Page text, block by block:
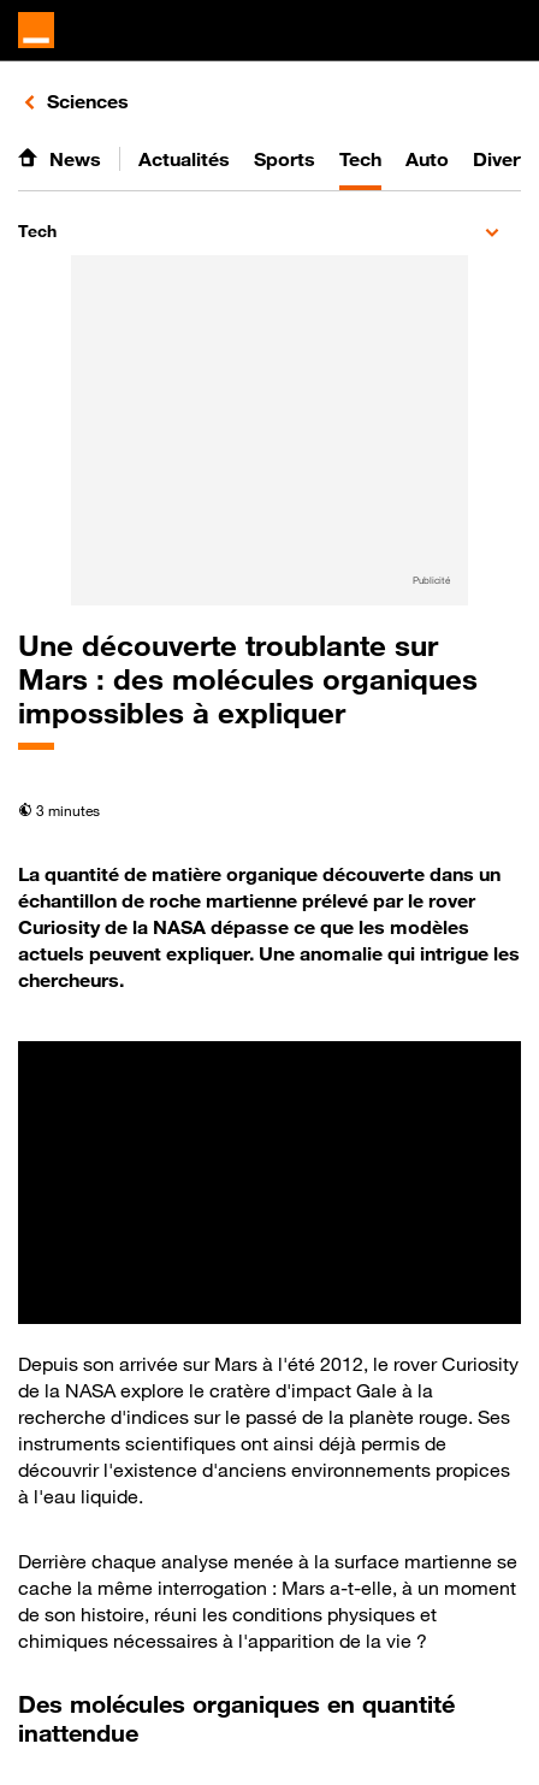
Retours vers le listing d'articles de la catégorie
Sciences
News Actualités Sports Tech Auto
Tech
Publicité
Une découverte troublante sur
Mars : des molécules organiques
impossibles à expliquer
temps de lecture
3 minutes
La quantité de matière organique découverte dans un
échantillon de roche martienne prélevé par le rover
Curiosity de la NASA dépasse ce que les modèles
actuels peuvent expliquer. Une anomalie qui intrigue les
chercheurs.
Depuis son arrivée sur Mars à l'été 2012, le rover Curiosity
de la NASA explore le cratère d'impact Gale à la
recherche d'indices sur le passé de la planète rouge. Ses
instruments scientifiques ont ainsi déjà permis de
découvrir l'existence d'anciens environnements propices
à l'eau liquide.
Derrière chaque analyse menée à la surface martienne se
cache la même interrogation : Mars a-t-elle, à un moment
de son histoire, réuni les conditions physiques et
chimiques nécessaires à l'apparition de la vie ?
Des molécules organiques en quantité
inattendue